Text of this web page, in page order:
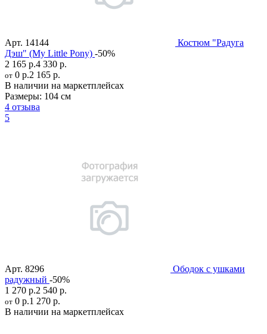
Арт. 14144
Костюм "Радуга
Дэш" (My Little Pony) -50%
2 165 р.4 330 р.
от 0 р.2 165 р.
В наличии на маркетплейсах
Размеры: 104 см
4 отзыва
5
Арт. 8296
Ободок с ушками
радужный -50%
1 270 р.2 540 р.
от 0 р.1 270 р.
В наличии на маркетплейсах